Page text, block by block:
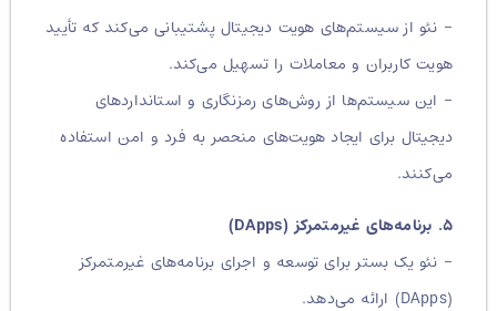
– نئو از سیستم‌های هویت دیجیتال پشتیبانی می‌کند که تأیید
هویت کاربران و معاملات را تسهیل می‌کند.
– این سیستم‌ها از روش‌های رمزنگاری و استانداردهای
دیجیتال برای ایجاد هویت‌های منحصر به فرد و امن استفاده
می‌کنند.
– نئو یک بستر برای توسعه و اجرای برنامه‌های غیرمتمرکز